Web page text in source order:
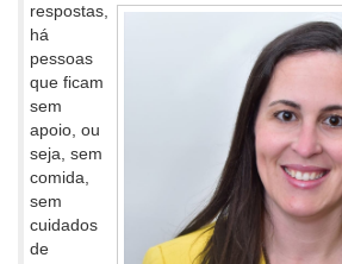
respostas,
há
pessoas
que ficam
sem
apoio, ou
seja, sem
comida,
sem
cuidados
de